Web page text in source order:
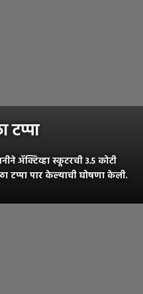
टप्पा
ॲक्टिव्हा स्कूटरची ३.५ कोटी
टप्पा पार केल्याची घोषणा केली.